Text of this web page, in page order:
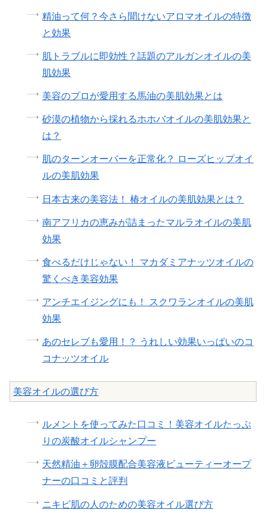
精油って何？今さら聞けないアロマオイルの特徴
と効果
肌トラブルに即効性？話題のアルガンオイルの美
肌効果
美容のプロが愛用する馬油の美肌効果とは
砂漠の植物から採れるホホバオイルの美肌効果と
は？
肌のターンオーバーを正常化？ ローズヒップオイ
ルの美肌効果
日本古来の美容法！ 椿オイルの美肌効果とは？
南アフリカの恵みが詰まったマルラオイルの美肌
効果
食べるだけじゃない！ マカダミアナッツオイルの
驚くべき美容効果
アンチエイジングにも！ スクワランオイルの美肌
効果
あのセレブも愛用！？ うれしい効果いっぱいのコ
コナッツオイル
美容オイルの選び方
ルメントを使ってみた口コミ！美容オイルたっぷ
りの炭酸オイルシャンプー
天然精油＋卵殻膜配合美容液ビューティーオープ
ナーの口コミと評判
ニキビ肌の人のための美容オイル選び方